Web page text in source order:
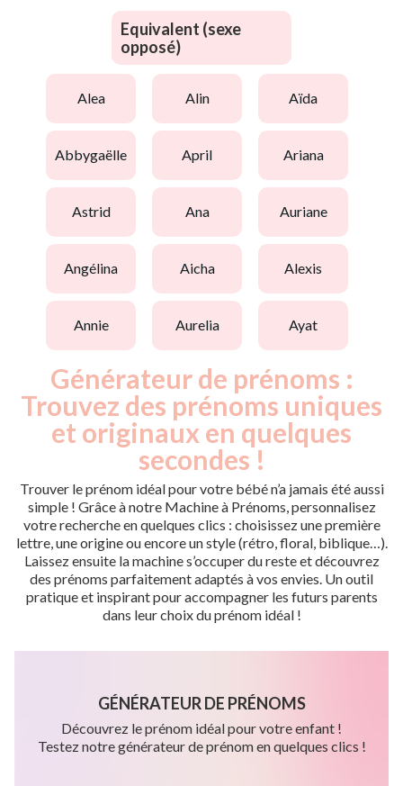
Equivalent (sexe
opposé)
alea alin aïda
abbygaëlle april ariana
astrid ana auriane
angélina aicha alexis
annie aurelia ayat
Générateur de prénoms :
Trouvez des prénoms uniques
et originaux en quelques
secondes !
Trouver le prénom idéal pour votre bébé n’a jamais été aussi
simple ! Grâce à notre Machine à Prénoms, personnalisez
votre recherche en quelques clics : choisissez une première
lettre, une origine ou encore un style (rétro, floral, biblique…).
Laissez ensuite la machine s’occuper du reste et découvrez
des prénoms parfaitement adaptés à vos envies. Un outil
pratique et inspirant pour accompagner les futurs parents
dans leur choix du prénom idéal !
GÉNÉRATEUR DE PRÉNOMS
Découvrez le prénom idéal pour votre enfant !
Testez notre générateur de prénom en quelques clics !